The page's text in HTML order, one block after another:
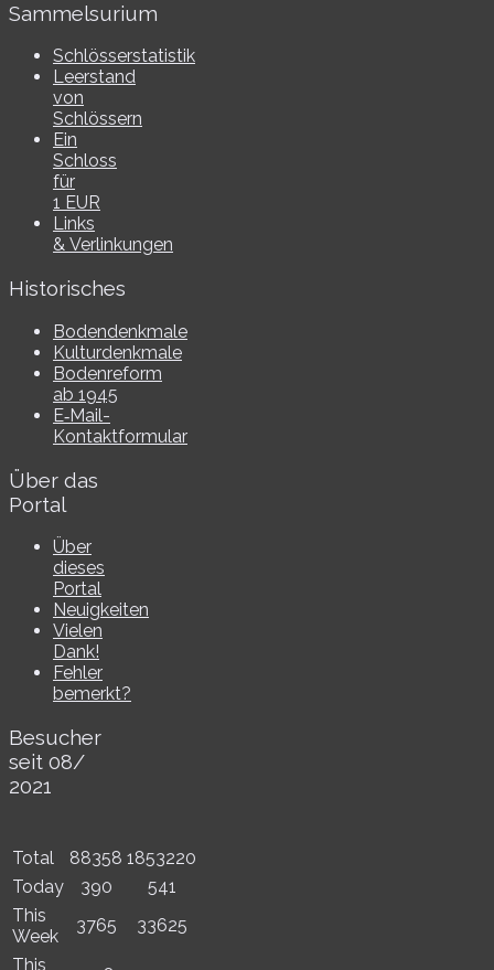
Sammelsurium
Schlösserstatistik
Leerstand
von
Schlössern
Ein
Schloss
für
1 EUR
Links
& Verlinkungen
Historisches
Bodendenkmale
Kulturdenkmale
Bodenreform
ab 1945
E‑Mail-​​
Kontaktformular
Über das
Portal
Über
dieses
Portal
Neuigkeiten
Vielen
Dank!
Fehler
bemerkt?
Besucher
seit 08/​
2021
Total 88358 1853220
Today
390
541
This
Week
3765
33625
This